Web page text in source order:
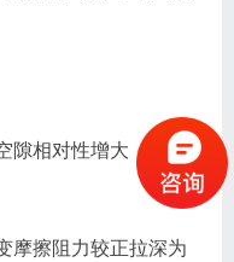
隙相对性增大，使外
摩擦阻力较正拉深为